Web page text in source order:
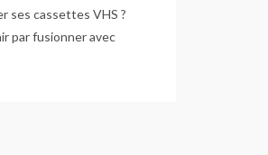
ses cassettes VHS ?
par fusionner avec